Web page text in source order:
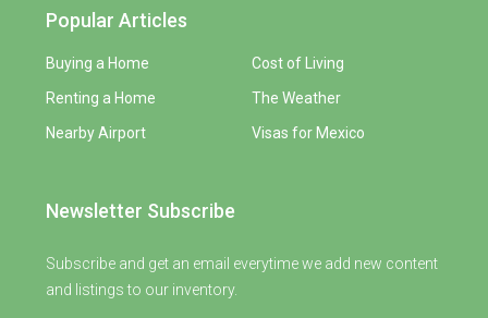
Popular Articles
Buying a Home
Renting a Home
Nearby Airport
Cost of Living
The Weather
Visas for Mexico
Newsletter Subscribe
Subscribe and get an email everytime we add new content
and listings to our inventory.